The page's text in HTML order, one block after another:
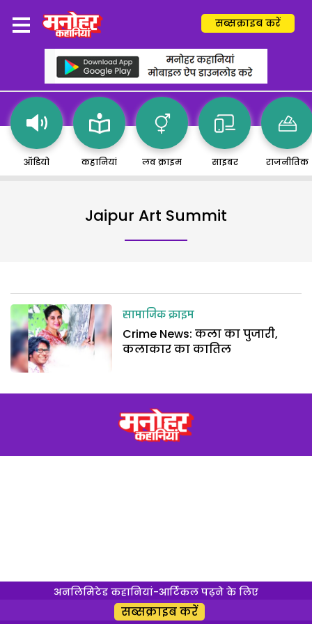
सब्सक्राइब करें
ऑडियो कहानियां लव क्राइम साइबर राजनीतिक
Jaipur Art Summit
सामाजिक क्राइम
Crime News: कला का पुजारी,
कलाकार का कातिल
अनलिमिटेड कहानियां-आर्टिकल पढ़ने के लिए
सब्सक्राइब करें